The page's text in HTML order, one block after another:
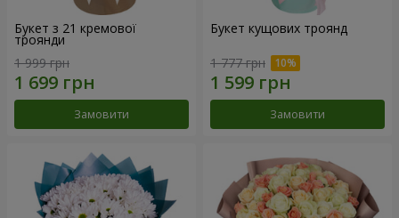
Букет з 21 кремової
троянди
1 999 грн
Замовити
Букет кущових троянд
1 777 грн
Замовити